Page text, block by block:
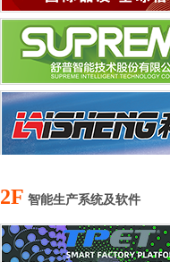
2F 智能生产系统及软件